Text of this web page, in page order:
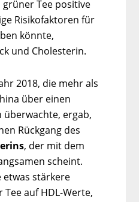
grüner Tee positive
Risikofaktoren für
könnte,
und Cholesterin.
2018, die mehr als
über einen
überwachte, ergab,
Rückgang des
, der mit dem
scheint.
etwas stärkere
auf HDL-Werte,